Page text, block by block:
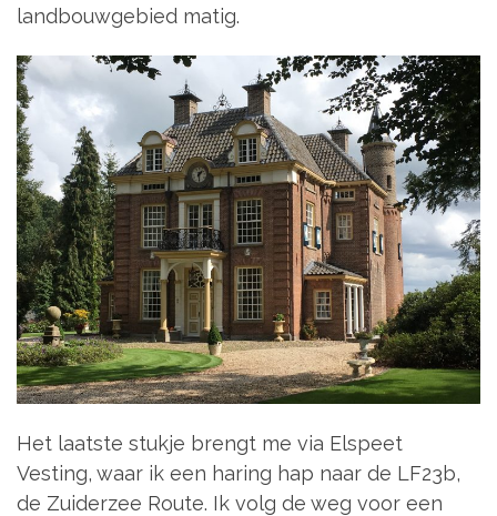
landbouwgebied matig.
Het laatste stukje brengt me via Elspeet
Vesting, waar ik een haring hap naar de LF23b,
de Zuiderzee Route. Ik volg de weg voor een